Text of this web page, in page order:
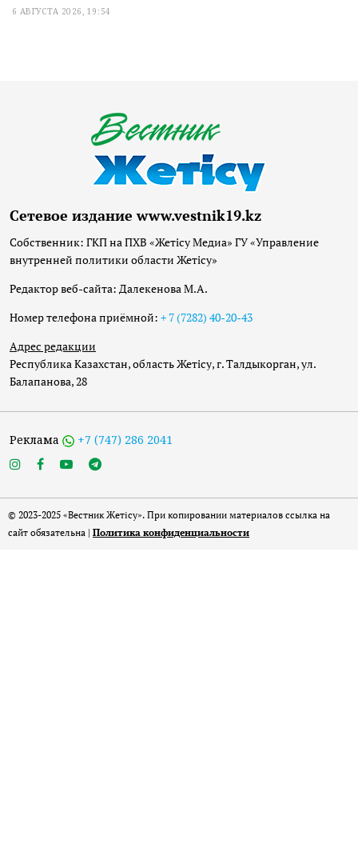
6 АВГУСТА 2026, 19:54
Сетевое издание www.vestnik19.kz
Собственник: ГКП на ПХВ «Жетісу Медиа» ГУ «Управление
внутренней политики области Жетісу»
Редактор веб-сайта: Далекенова М.А.
Номер телефона приёмной: + 7 (7282) 40-20-43
Адрес редакции
Республика Казахстан, область Жетісу, г. Талдыкорган, ул.
Балапанова, 28
Реклама +7 (747) 286 2041
© 2023-2025 «Вестник Жетісу». При копировании материалов ссылка на
сайт обязательна | Политика конфиденциальности